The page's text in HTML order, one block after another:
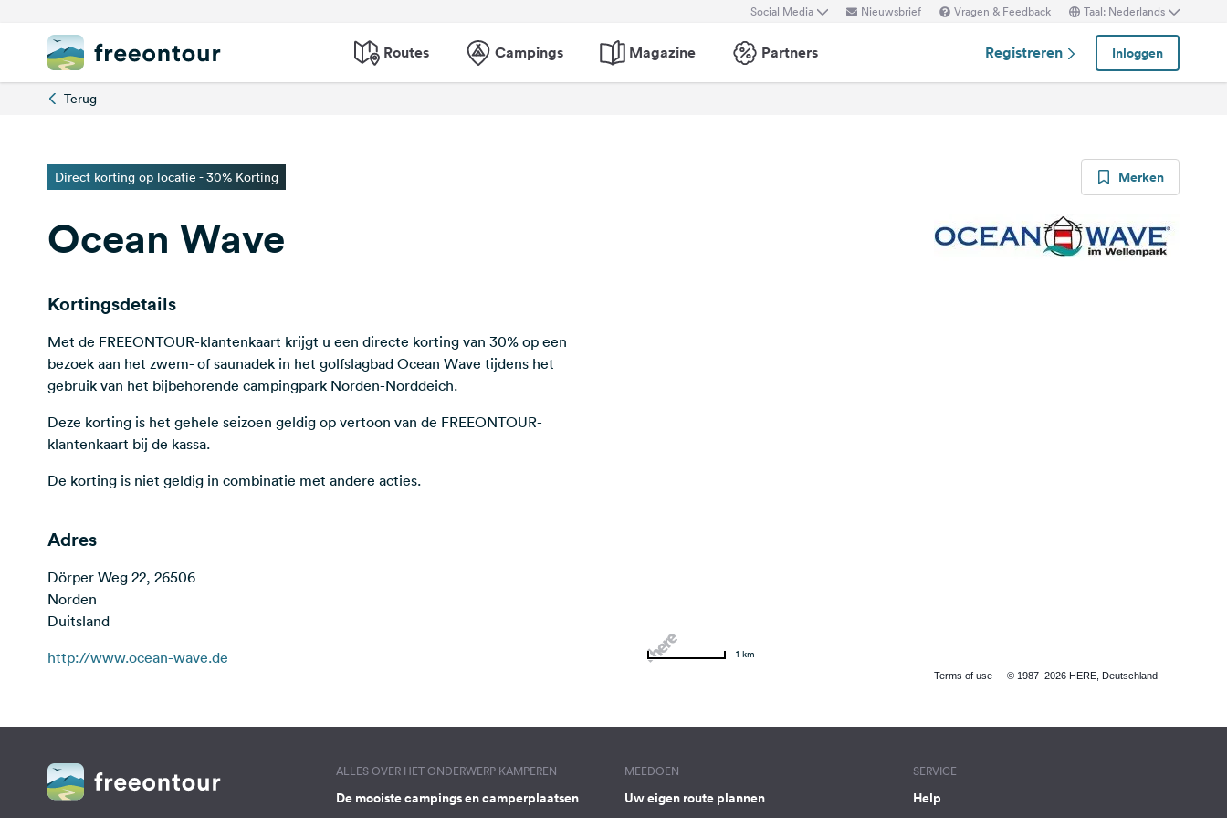
Social Media Nieuwsbrief Vragen & Feedback Taal: Nederlands
Routes Campings Magazine Partners Registreren Inloggen
Terug
Direct korting op locatie - 30% Korting Merken
Ocean Wave
Kortingsdetails
Met de FREEONTOUR-klantenkaart krijgt u een directe korting van 30% op een
bezoek aan het zwem- of saunadek in het golfslagbad Ocean Wave tijdens het
gebruik van het bijbehorende campingpark Norden-Norddeich.
Deze korting is het gehele seizoen geldig op vertoon van de FREEONTOUR-
klantenkaart bij de kassa.
De korting is niet geldig in combinatie met andere acties.
Adres
Dörper Weg 22, 26506
Norden
Duitsland
http://www.ocean-wave.de
Terms of use © 1987–2026 HERE, Deutschland
1 km
ALLES OVER HET ONDERWERP KAMPEREN
De mooiste campings en camperplaatsen
MEEDOEN
Uw eigen route plannen
SERVICE
Help